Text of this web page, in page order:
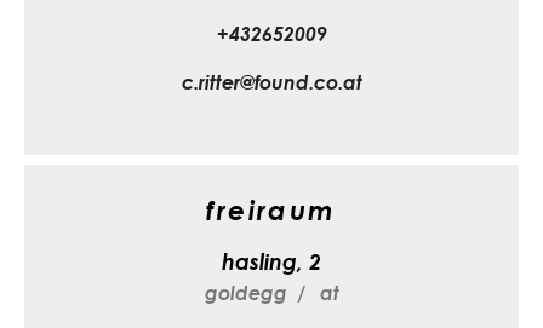
+432652009
c.ritter@found.co.at
freiraum
hasling, 2
goldegg
at